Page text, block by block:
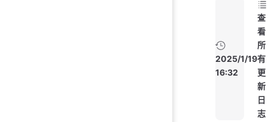
2025/1/19
16:32
查
看
所
有
更
新
日
志